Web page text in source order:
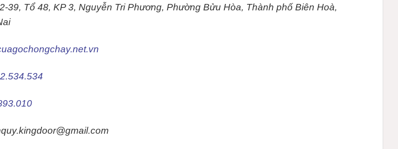
39, Tổ 48, KP 3, Nguyễn Tri Phương, Phường Bửu Hòa, Thành phố Biên Hoà,